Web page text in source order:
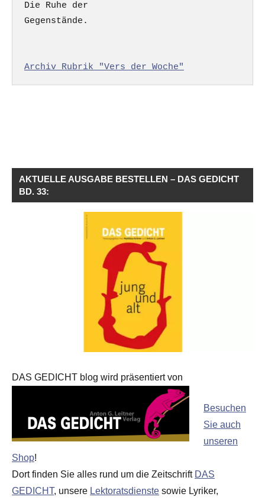
Die Ruhe der
Gegenstände.
Archiv Rubrik "Vers der Woche"
AKTUELLE AUSGABE BESTELLEN – DAS GEDICHT
BD. 33:
DAS GEDICHT blog wird präsentiert von
Besuchen
Sie auch
unseren
Shop!
Dort finden Sie alles rund um die Zeitschrift DAS
GEDICHT, unsere Lektoratsdienste sowie Lyriker,